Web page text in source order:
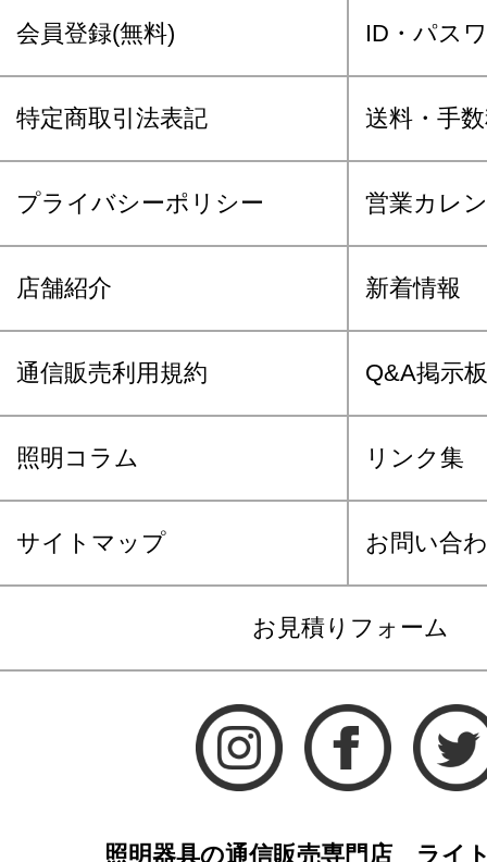
会員登録(無料) ID・パス
特定商取引法表記 送料・手
プライバシーポリシー 営業カレ
店舗紹介 新着情報
通信販売利用規約 Q&A掲示板
照明コラム リンク集
サイトマップ お問い合
お見積りフォーム
照明器具の通信販売専門店 ライ